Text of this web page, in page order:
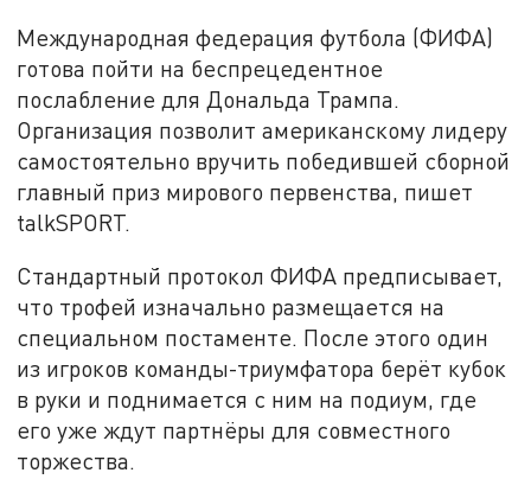
Международная федерация футбола (ФИФА)
готова пойти на беспрецедентное
послабление для Дональда Трампа.
Организация позволит американскому лидеру
самостоятельно вручить победившей сборной
главный приз мирового первенства, пишет
talkSPORT.
Стандартный протокол ФИФА предписывает,
что трофей изначально размещается на
специальном постаменте. После этого один
из игроков команды-триумфатора берёт кубок
в руки и поднимается с ним на подиум, где
его уже ждут партнёры для совместного
торжества.